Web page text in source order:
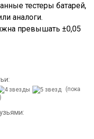
тестеры батарей,
аналоги.
превышать ±0,05
(пока